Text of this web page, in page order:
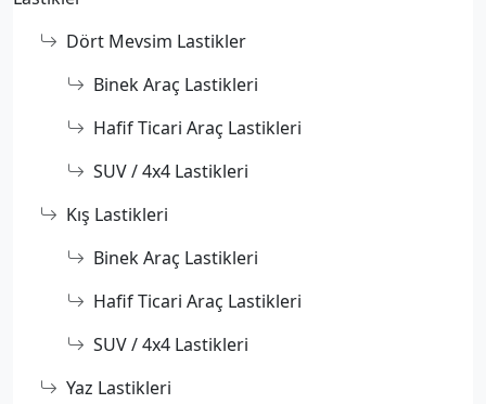
Dört Mevsim Lastikler
Binek Araç Lastikleri
Hafif Ticari Araç Lastikleri
SUV / 4x4 Lastikleri
Kış Lastikleri
Binek Araç Lastikleri
Hafif Ticari Araç Lastikleri
SUV / 4x4 Lastikleri
Yaz Lastikleri